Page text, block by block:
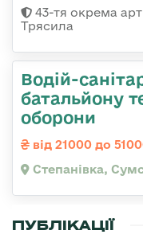
43-тя окрема
Трясила
Водій-
батальйону
оборони
від 21000 до
Степанівка,
ПУБЛІКАЦІЇ